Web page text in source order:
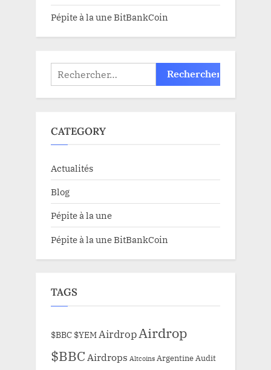
Pépite à la une BitBankCoin
Rechercher :
CATEGORY
Actualités
Blog
Pépite à la une
Pépite à la une BitBankCoin
TAGS
$BBC $YEMAirdropAirdrop
$BBCAirdrops Altcoins Argentine Audit